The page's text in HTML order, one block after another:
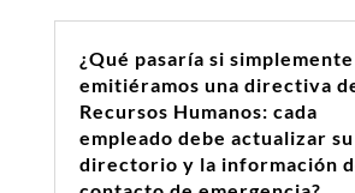
¿Qué pasaría si simplemente
emitiéramos una directiva
Recursos Humanos: cada
empleado debe actualizar su
directorio y la información